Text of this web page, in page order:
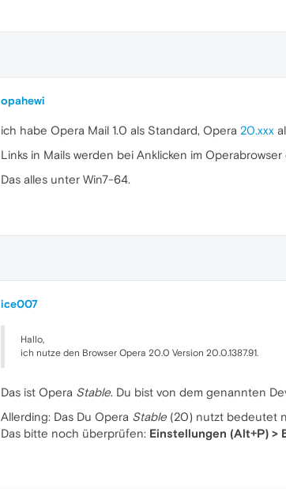
opahewi
ich habe Opera Mail 1.0 als Standard, Opera 20.xxx
Links in Mails werden bei Anklicken im
Das alles unter Win7-64.
ice007
Hallo,
ich nutze den Browser Opera 20.0 Version 20.0.1387.91.
Das ist Opera Stable. Du bist von dem genannten
Allerding: Das Du Opera Stable (20) nutzt bedeutet
Das bitte noch überprüfen: Einstellungen (Alt+P) >